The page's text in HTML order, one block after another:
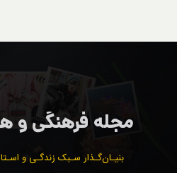
بنیـان‌گـذار سـبک زندگـی و